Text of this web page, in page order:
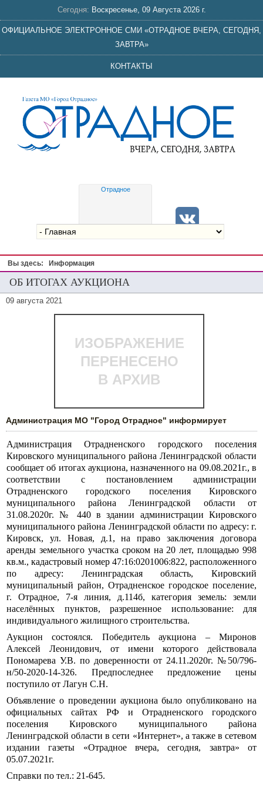
Сегодня: Воскресенье, 09 Августа 2026 г.
ОФИЦИАЛЬНОЕ ЭЛЕКТРОННОЕ СМИ «ОТРАДНОЕ ВЧЕРА, СЕГОДНЯ,
ЗАВТРА»
КОНТАКТЫ
Отрадное
Вы здесь: Информация
ОБ ИТОГАХ АУКЦИОНА
09 августа 2021
ИЗОБРАЖЕНИЕ
ПЕРЕНЕСЕНО
В АРХИВ
Администрация МО "Город Отрадное" информирует
Администрация Отрадненского городского поселения
Кировского муниципального района Ленинградской области
сообщает об итогах аукциона, назначенного на 09.08.2021г., в
соответствии с постановлением администрации
Отрадненского городского поселения Кировского
муниципального района Ленинградской области от
31.08.2020г. № 440 в здании администрации Кировского
муниципального района Ленинградской области по адресу: г.
Кировск, ул. Новая, д.1, на право заключения договора
аренды земельного участка сроком на 20 лет, площадью 998
кв.м., кадастровый номер 47:16:0201006:822, расположенного
по адресу: Ленинградская область, Кировский
муниципальный район, Отрадненское городское поселение,
г. Отрадное, 7-я линия, д.114б, категория земель: земли
населённых пунктов, разрешенное использование: для
индивидуального жилищного строительства.
Аукцион состоялся. Победитель аукциона – Миронов
Алексей Леонидович, от имени которого действовала
Пономарева У.В. по доверенности от 24.11.2020г. №50/796-
н/50-2020-14-326. Предпоследнее предложение цены
поступило от Лагун С.Н.
Объявление о проведении аукциона было опубликовано на
официальных сайтах РФ и Отрадненского городского
поселения Кировского муниципального района
Ленинградской области в сети «Интернет», а также в сетевом
издании газеты «Отрадное вчера, сегодня, завтра» от
05.07.2021г.
Справки по тел.: 21-645.